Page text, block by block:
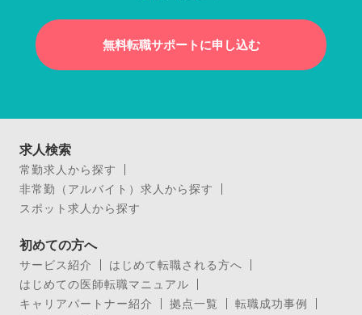
無料転職サポートに申し込む
求人検索
常勤求人から探す
非常勤（アルバイト）求人から探す
スポット求人から探す
初めての方へ
サービス紹介
はじめて転職される方へ
はじめての医師転職マニュアル
キャリアパートナー紹介
拠点一覧
転職成功事例